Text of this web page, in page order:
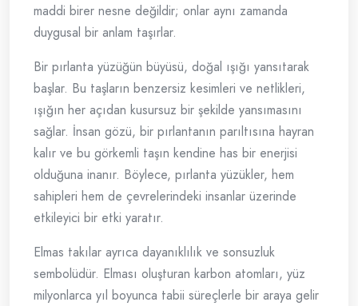
maddi birer nesne değildir; onlar aynı zamanda
duygusal bir anlam taşırlar.
Bir pırlanta yüzüğün büyüsü, doğal ışığı yansıtarak
başlar. Bu taşların benzersiz kesimleri ve netlikleri,
ışığın her açıdan kusursuz bir şekilde yansımasını
sağlar. İnsan gözü, bir pırlantanın parıltısına hayran
kalır ve bu görkemli taşın kendine has bir enerjisi
olduğuna inanır. Böylece, pırlanta yüzükler, hem
sahipleri hem de çevrelerindeki insanlar üzerinde
etkileyici bir etki yaratır.
Elmas takılar ayrıca dayanıklılık ve sonsuzluk
sembolüdür. Elması oluşturan karbon atomları, yüz
milyonlarca yıl boyunca tabii süreçlerle bir araya gelir